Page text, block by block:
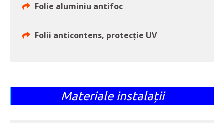
Folie aluminiu antifoc
Folii anticontens, protecție UV
Materiale instalații